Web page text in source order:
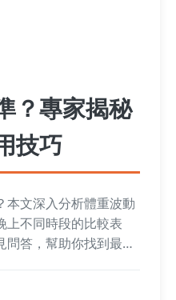
？專家揭秘
技巧
本文深入分析體重波動
上不同時段的比較表
答，幫助你找到最適